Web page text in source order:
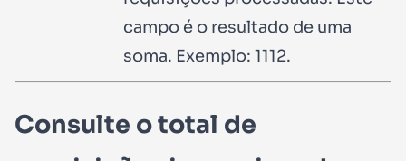
campo é o resultado de uma
soma. Exemplo: 1112.
Consulte o total de